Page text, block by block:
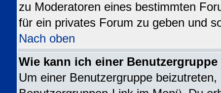
zu Moderatoren eines bestimmten
für ein privates Forum zu geben und
Nach oben
Wie kann ich einer
Um einer Benutzergruppe